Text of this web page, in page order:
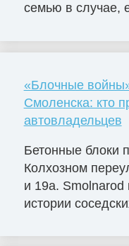
семью в случае,
«Блочные
Смоленска: кто
автовладельцев
Бетонные блоки
Колхозном
и 19а. Smolnarod
истории